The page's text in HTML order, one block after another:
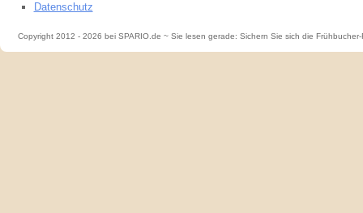
Datenschutz
Copyright 2012 - 2026 bei SPARIO.de ~ Sie lesen gerade: Sichern Sie sich die